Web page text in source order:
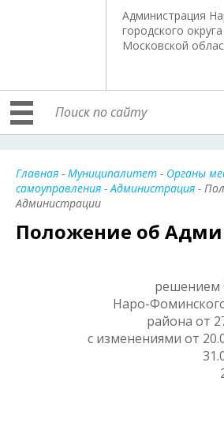
Администрация
городского округа
Московской
Главная - Муниципалитет - Органы
самоуправления -Администрация -
Администрации
Положение об
решением
Наро-
района от
с изменениями от